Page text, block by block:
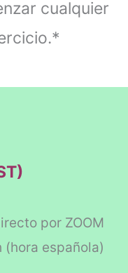
cualquier
por ZOOM
(hora española)